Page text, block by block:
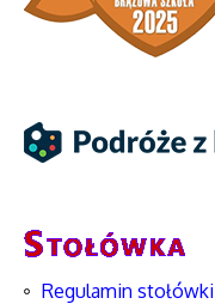
Regulamin stołówki